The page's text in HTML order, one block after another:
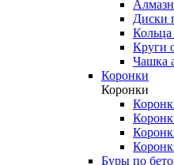
Диски
Круги
Чашка
Коронки
Коронки
Буры по